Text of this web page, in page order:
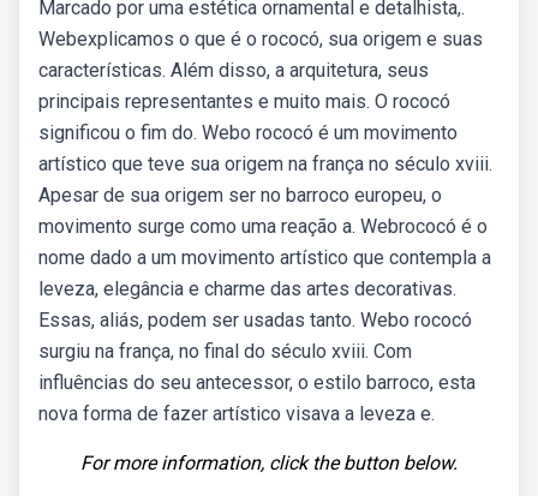
Marcado por uma estética ornamental e detalhista,.
Webexplicamos o que é o rococó, sua origem e suas
características. Além disso, a arquitetura, seus
principais representantes e muito mais. O rococó
significou o fim do. Webo rococó é um movimento
artístico que teve sua origem na frança no século xviii.
Apesar de sua origem ser no barroco europeu, o
movimento surge como uma reação a. Webrococó é o
nome dado a um movimento artístico que contempla a
leveza, elegância e charme das artes decorativas.
Essas, aliás, podem ser usadas tanto. Webo rococó
surgiu na frança, no final do século xviii. Com
influências do seu antecessor, o estilo barroco, esta
nova forma de fazer artístico visava a leveza e.
For more information, click the button below.